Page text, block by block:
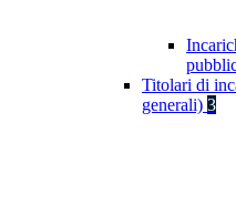
Titolari di
generali) 3